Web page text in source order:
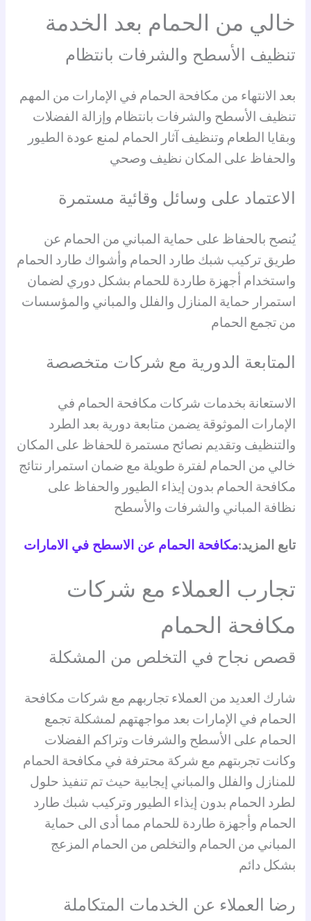
خالي من الحمام بعد الخدمة
تنظيف الأسطح والشرفات بانتظام
بعد الانتهاء من مكافحة الحمام في الإمارات من المهم
تنظيف الأسطح والشرفات بانتظام وإزالة الفضلات
وبقايا الطعام وتنظيف آثار الحمام لمنع عودة الطيور
والحفاظ على المكان نظيف وصحي
الاعتماد على وسائل وقائية مستمرة
يُنصح بالحفاظ على حماية المباني من الحمام عن
طريق تركيب شبك طارد الحمام وأشواك طارد الحمام
واستخدام أجهزة طاردة للحمام بشكل دوري لضمان
استمرار حماية المنازل والفلل والمباني والمؤسسات
من تجمع الحمام
المتابعة الدورية مع شركات متخصصة
الاستعانة بخدمات شركات مكافحة الحمام في
الإمارات الموثوقة يضمن متابعة دورية بعد الطرد
والتنظيف وتقديم نصائح مستمرة للحفاظ على المكان
خالي من الحمام لفترة طويلة مع ضمان استمرار نتائج
مكافحة الحمام بدون إيذاء الطيور والحفاظ على
نظافة المباني والشرفات والأسطح
تابع المزيد:مكافحة الحمام عن الاسطح في الامارات
تجارب العملاء مع شركات
مكافحة الحمام
قصص نجاح في التخلص من المشكلة
شارك العديد من العملاء تجاربهم مع شركات مكافحة
الحمام في الإمارات بعد مواجهتهم لمشكلة تجمع
الحمام على الأسطح والشرفات وتراكم الفضلات
وكانت تجربتهم مع شركة محترفة في مكافحة الحمام
للمنازل والفلل والمباني إيجابية حيث تم تنفيذ حلول
لطرد الحمام بدون إيذاء الطيور وتركيب شبك طارد
الحمام وأجهزة طاردة للحمام مما أدى الى حماية
المباني من الحمام والتخلص من الحمام المزعج
بشكل دائم
رضا العملاء عن الخدمات المتكاملة